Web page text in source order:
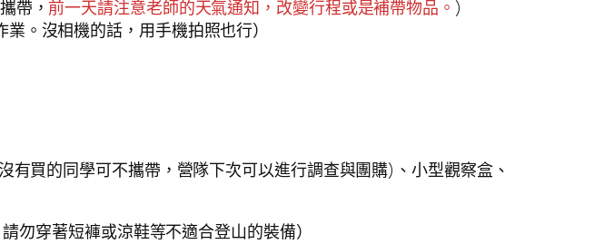
帶， 前一天請注意老師的天氣通知，改變行程或是補帶物品。 )
。沒相機的話，用手機拍照也行）
買的同學可不攜帶，營隊下次可以進行調查與團購)、小型觀察盒、
請勿穿著短褲或涼鞋等不適合登山的裝備）